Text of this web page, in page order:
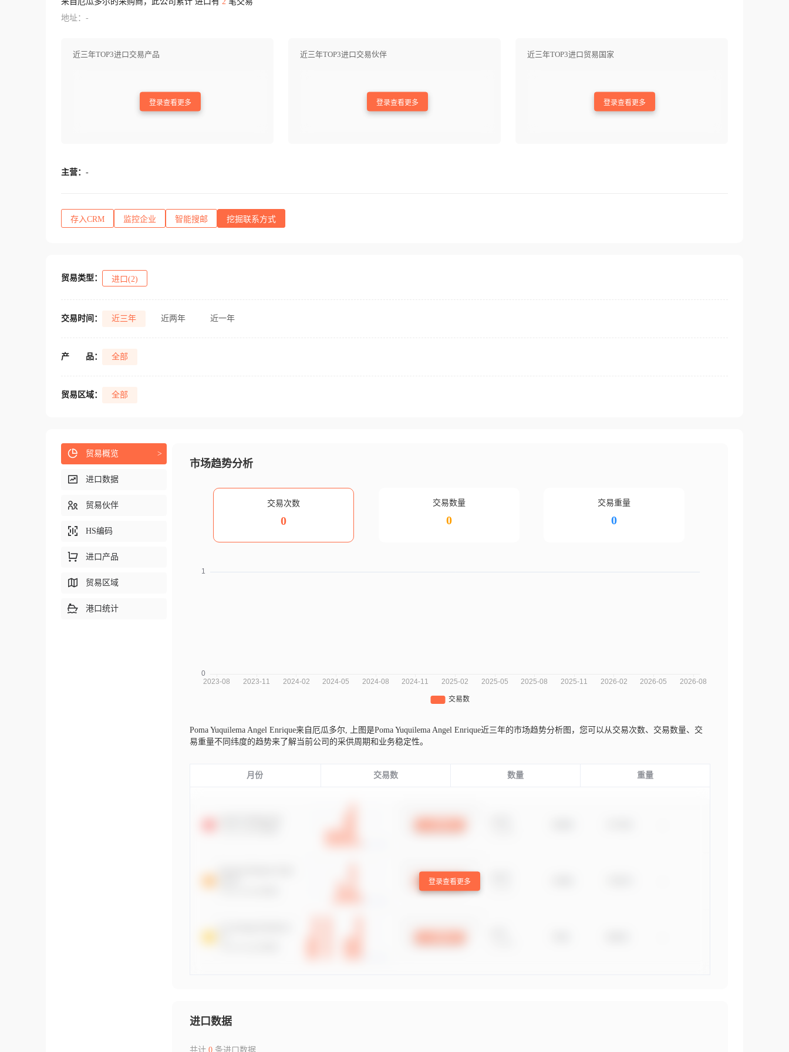
地址：-
近三年TOP3进口交易产品
登录查看更多
近三年TOP3进口交易伙伴
登录查看更多
近三年TOP3进口贸易国家
登录查看更多
主营： -
存入CRM 监控企业 智能搜邮 挖掘联系方式
贸易类型： 进口(2)
交易时间： 近三年 近两年 近一年
产 品： 全部
贸易区域： 全部
市场趋势分析
交易次数
0
交易数量
0
交易重量
0
Poma Yuquilema Angel Enrique来自厄瓜多尔,
上图是Poma Yuquilema Angel Enrique近三年的市场趋势分析图，您可以从交易次数、交易数量、交
易重量不同纬度的趋势来了解当前公司的采供周期和业务稳定性。
月份 交易数 数量 重量
登录查看更多
进口数据
共计 0条进口数据
贸易概览 >
进口数据
贸易伙伴
HS编码
进口产品
贸易区域
港口统计